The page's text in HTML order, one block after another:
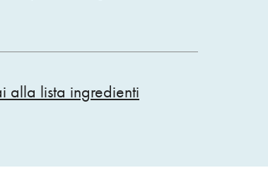
alla lista ingredienti